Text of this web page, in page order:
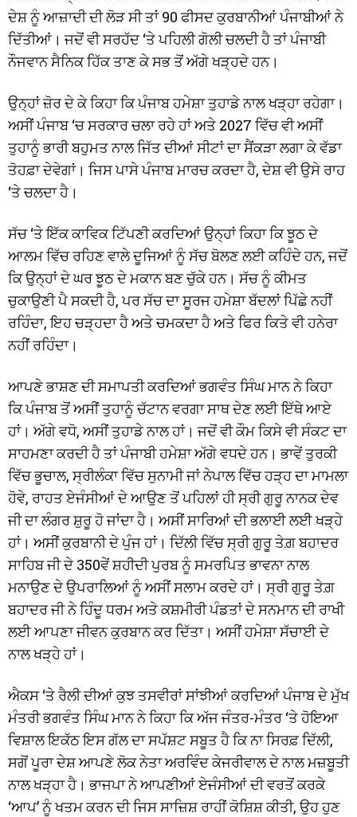
ਦੇਸ਼ ਨੂੰ ਆਜ਼ਾਦੀ ਦੀ ਲੋੜ ਸੀ ਤਾਂ 90 ਫੀਸਦ ਕੁਰਬਾਨੀਆਂ ਪੰਜਾਬੀਆਂ ਨੇ
ਦਿੱਤੀਆਂ। ਜਦੋਂ ਵੀ ਸਰਹੱਦ ‘ਤੇ ਪਹਿਲੀ ਗੋਲੀ ਚਲਦੀ ਹੈ ਤਾਂ ਪੰਜਾਬੀ
ਨੌਜਵਾਨ ਸੈਨਿਕ ਹਿੱਕ ਤਾਣ ਕੇ ਸਭ ਤੋਂ ਅੱਗੇ ਖੜ੍ਹਦੇ ਹਨ।
ਉਨ੍ਹਾਂ ਜ਼ੋਰ ਦੇ ਕੇ ਕਿਹਾ ਕਿ ਪੰਜਾਬ ਹਮੇਸ਼ਾ ਤੁਹਾਡੇ ਨਾਲ ਖੜ੍ਹਾ ਰਹੇਗਾ।
ਅਸੀਂ ਪੰਜਾਬ ‘ਚ ਸਰਕਾਰ ਚਲਾ ਰਹੇ ਹਾਂ ਅਤੇ 2027 ਵਿੱਚ ਵੀ ਅਸੀਂ
ਤੁਹਾਨੂੰ ਭਾਰੀ ਬਹੁਮਤ ਨਾਲ ਜਿੱਤ ਦੀਆਂ ਸੀਟਾਂ ਦਾ ਸੈਂਕੜਾ ਲਗਾ ਕੇ ਵੱਡਾ
ਤੋਹਫ਼ਾ ਦੇਵੇਗਾਂ। ਜਿਸ ਪਾਸੇ ਪੰਜਾਬ ਮਾਰਚ ਕਰਦਾ ਹੈ, ਦੇਸ਼ ਵੀ ਉਸੇ ਰਾਹ
‘ਤੇ ਚਲਦਾ ਹੈ।
ਸੱਚ ‘ਤੇ ਇੱਕ ਕਾਵਿਕ ਟਿੱਪਣੀ ਕਰਦਿਆਂ ਉਨ੍ਹਾਂ ਕਿਹਾ ਕਿ ਝੂਠ ਦੇ
ਆਲਮ ਵਿੱਚ ਰਹਿਣ ਵਾਲੇ ਦੂਜਿਆਂ ਨੂੰ ਸੱਚ ਬੋਲਣ ਲਈ ਕਹਿੰਦੇ ਹਨ, ਜਦੋਂ
ਕਿ ਉਨ੍ਹਾਂ ਦੇ ਘਰ ਝੂਠ ਦੇ ਮਕਾਨ ਬਣ ਚੁੱਕੇ ਹਨ। ਸੱਚ ਨੂੰ ਕੀਮਤ
ਚੁਕਾਉਣੀ ਪੈ ਸਕਦੀ ਹੈ, ਪਰ ਸੱਚ ਦਾ ਸੂਰਜ ਹਮੇਸ਼ਾ ਬੱਦਲਾਂ ਪਿੱਛੇ ਨਹੀਂ
ਰਹਿੰਦਾ, ਇਹ ਚੜ੍ਹਦਾ ਹੈ ਅਤੇ ਚਮਕਦਾ ਹੈ ਅਤੇ ਫਿਰ ਕਿਤੇ ਵੀ ਹਨੇਰਾ
ਨਹੀਂ ਰਹਿੰਦਾ।
ਆਪਣੇ ਭਾਸ਼ਣ ਦੀ ਸਮਾਪਤੀ ਕਰਦਿਆਂ ਭਗਵੰਤ ਸਿੰਘ ਮਾਨ ਨੇ ਕਿਹਾ
ਕਿ ਪੰਜਾਬ ਤੋਂ ਅਸੀਂ ਤੁਹਾਨੂੰ ਚੱਟਾਨ ਵਰਗਾ ਸਾਥ ਦੇਣ ਲਈ ਇੱਥੇ ਆਏ
ਹਾਂ। ਅੱਗੇ ਵਧੋ, ਅਸੀਂ ਤੁਹਾਡੇ ਨਾਲ ਹਾਂ। ਜਦੋਂ ਵੀ ਕੌਮ ਕਿਸੇ ਵੀ ਸੰਕਟ ਦਾ
ਸਾਹਮਣਾ ਕਰਦੀ ਹੈ ਤਾਂ ਪੰਜਾਬੀ ਹਮੇਸ਼ਾ ਅੱਗੇ ਵਧਦੇ ਹਨ। ਭਾਵੇਂ ਤੁਰਕੀ
ਵਿੱਚ ਭੂਚਾਲ, ਸ੍ਰੀਲੰਕਾ ਵਿੱਚ ਸੁਨਾਮੀ ਜਾਂ ਨੇਪਾਲ ਵਿੱਚ ਹੜ੍ਹ ਦਾ ਮਾਮਲਾ
ਹੋਵੇ, ਰਾਹਤ ਏਜੰਸੀਆਂ ਦੇ ਆਉਣ ਤੋਂ ਪਹਿਲਾਂ ਹੀ ਸ੍ਰੀ ਗੁਰੂ ਨਾਨਕ ਦੇਵ
ਜੀ ਦਾ ਲੰਗਰ ਸ਼ੁਰੂ ਹੋ ਜਾਂਦਾ ਹੈ। ਅਸੀਂ ਸਾਰਿਆਂ ਦੀ ਭਲਾਈ ਲਈ ਖੜ੍ਹੇ
ਹਾਂ। ਅਸੀਂ ਕੁਰਬਾਨੀ ਦੇ ਪੁੰਜ ਹਾਂ। ਦਿੱਲੀ ਵਿੱਚ ਸ੍ਰੀ ਗੁਰੂ ਤੇਗ਼ ਬਹਾਦਰ
ਸਾਹਿਬ ਜੀ ਦੇ 350ਵੇਂ ਸ਼ਹੀਦੀ ਪੁਰਬ ਨੂੰ ਸਮਰਪਿਤ ਭਾਵਨਾ ਨਾਲ
ਮਨਾਉਣ ਦੇ ਉਪਰਾਲਿਆਂ ਨੂੰ ਅਸੀਂ ਸਲਾਮ ਕਰਦੇ ਹਾਂ। ਸ੍ਰੀ ਗੁਰੂ ਤੇਗ਼
ਬਹਾਦਰ ਜੀ ਨੇ ਹਿੰਦੂ ਧਰਮ ਅਤੇ ਕਸ਼ਮੀਰੀ ਪੰਡਤਾਂ ਦੇ ਸਨਮਾਨ ਦੀ ਰਾਖੀ
ਲਈ ਆਪਣਾ ਜੀਵਨ ਕੁਰਬਾਨ ਕਰ ਦਿੱਤਾ। ਅਸੀਂ ਹਮੇਸ਼ਾ ਸੱਚਾਈ ਦੇ
ਨਾਲ ਖੜ੍ਹੇ ਹਾਂ।
ਐਕਸ ‘ਤੇ ਰੈਲੀ ਦੀਆਂ ਕੁਝ ਤਸਵੀਰਾਂ ਸਾਂਝੀਆਂ ਕਰਦਿਆਂ ਪੰਜਾਬ ਦੇ ਮੁੱਖ
ਮੰਤਰੀ ਭਗਵੰਤ ਸਿੰਘ ਮਾਨ ਨੇ ਕਿਹਾ ਕਿ ਅੱਜ ਜੰਤਰ-ਮੰਤਰ ‘ਤੇ ਹੋਇਆ
ਵਿਸ਼ਾਲ ਇਕੱਠ ਇਸ ਗੱਲ ਦਾ ਸਪੱਸ਼ਟ ਸਬੂਤ ਹੈ ਕਿ ਨਾ ਸਿਰਫ਼ ਦਿੱਲੀ,
ਸਗੋਂ ਪੂਰਾ ਦੇਸ਼ ਆਪਣੇ ਲੋਕ ਨੇਤਾ ਅਰਵਿੰਦ ਕੇਜਰੀਵਾਲ ਦੇ ਨਾਲ ਮਜ਼ਬੂਤੀ
ਨਾਲ ਖੜ੍ਹਾ ਹੈ। ਭਾਜਪਾ ਨੇ ਆਪਣੀਆਂ ਏਜੰਸੀਆਂ ਦੀ ਵਰਤੋਂ ਕਰਕੇ
‘ਆਪ’ ਨੂੰ ਖਤਮ ਕਰਨ ਦੀ ਜਿਸ ਸਾਜ਼ਿਸ਼ ਰਾਹੀਂ ਕੋਸ਼ਿਸ਼ ਕੀਤੀ, ਉਹ ਹੁਣ